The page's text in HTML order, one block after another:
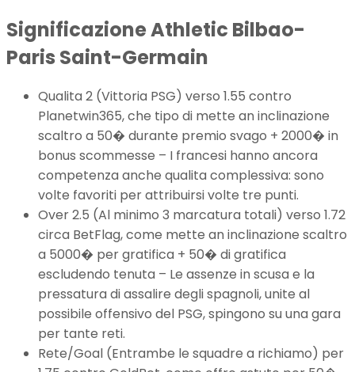
Significazione Athletic Bilbao-
Paris Saint-Germain
Qualita 2 (Vittoria PSG) verso 1.55 contro
Planetwin365, che tipo di mette an inclinazione
scaltro a 50� durante premio svago + 2000� in
bonus scommesse – I francesi hanno ancora
competenza anche qualita complessiva: sono
volte favoriti per attribuirsi volte tre punti.
Over 2.5 (Al minimo 3 marcatura totali) verso 1.72
circa BetFlag, come mette an inclinazione scaltro
a 5000� per gratifica + 50� di gratifica
escludendo tenuta – Le assenze in scusa e la
pressatura di assalire degli spagnoli, unite al
possibile offensivo del PSG, spingono su una gara
per tante reti.
Rete/Goal (Entrambe le squadre a richiamo) per